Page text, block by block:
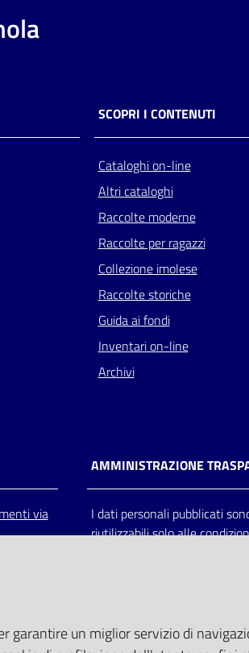
SCOPRI I CONTENUTI
Cataloghi on-line
Altri cataloghi
Raccolte moderne
Raccolte per ragazzi
Collezione imolese
Raccolte storiche
Guida ai fondi
Inventari on-line
Archivi
via
AMMINISTRAZIONE
I dati personali pubblicati
riutilizzabili solo alle
garantire un miglior servizio di